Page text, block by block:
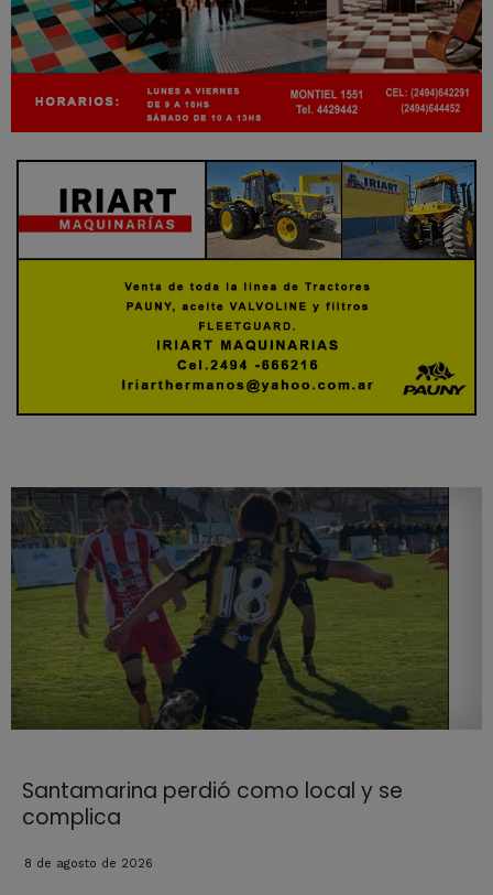
Santamarina perdió como local y se
complica
8 de agosto de 2026